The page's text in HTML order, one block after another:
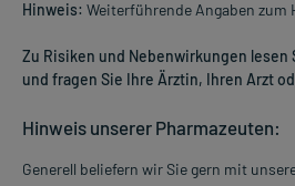
Hinweis: Weiterführende Angaben zum
Zu Risiken und Nebenwirkungen lesen
und fragen Sie Ihre Ärztin, Ihren Arzt
Hinweis unserer Pharmazeuten:
Generell beliefern wir Sie gern mit